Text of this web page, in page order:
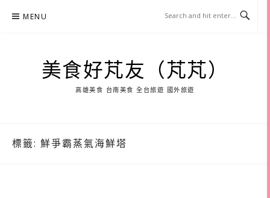
MENU
美食好芃友（芃芃）
高雄美食 台南美食 全台旅遊 國外旅遊
標籤: 鮮爭霸蒸氣海鮮塔